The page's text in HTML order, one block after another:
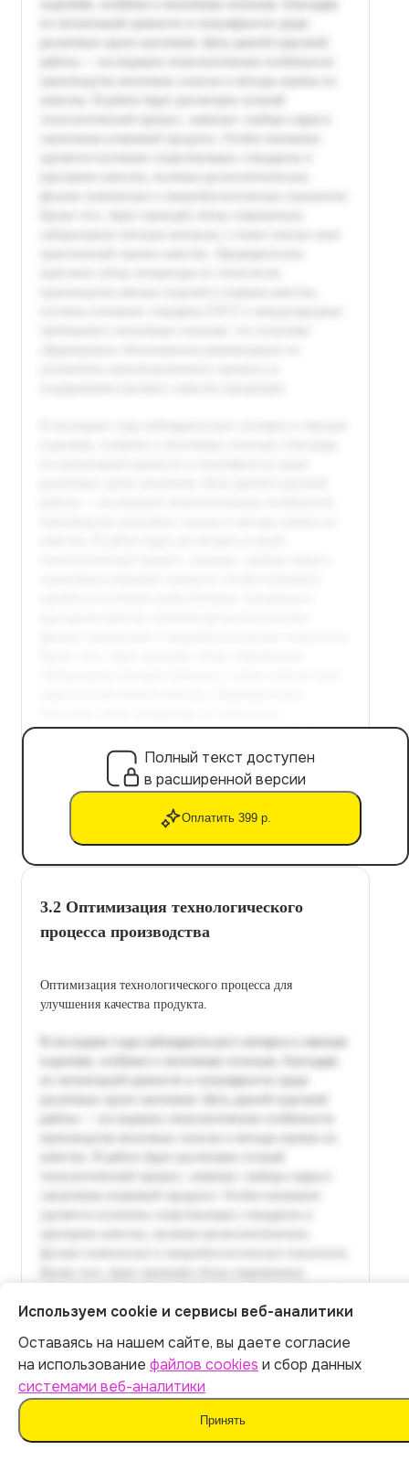
Полный текст доступен
в расширенной версии
Оплатить 399 р.
3.2 Оптимизация технологического
процесса производства
Оптимизация технологического процесса для
улучшения качества продукта.
Итог:399р.
Оплатить
Используем cookie и сервисы веб-аналитики
Оставаясь на нашем сайте, вы даете согласие
на использование файлов cookies и сбор данных
системами веб-аналитики
Принять